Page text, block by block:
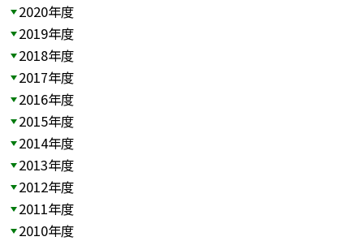
2020年度
2019年度
2018年度
2017年度
2016年度
2015年度
2014年度
2013年度
2012年度
2011年度
2010年度